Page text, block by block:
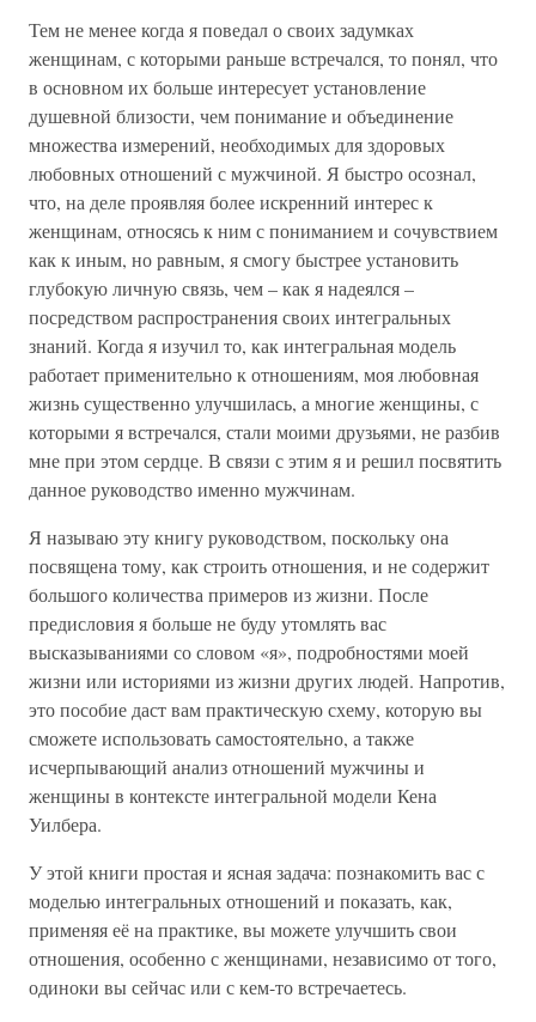
Тем не менее когда я поведал о своих задумках
женщинам, с которыми раньше встречался, то понял, что
в основном их больше интересует установление
душевной близости, чем понимание и объединение
множества измерений, необходимых для здоровых
любовных отношений с мужчиной. Я быстро осознал,
что, на деле проявляя более искренний интерес к
женщинам, относясь к ним с пониманием и сочувствием
как к иным, но равным, я смогу быстрее установить
глубокую личную связь, чем – как я надеялся –
посредством распространения своих интегральных
знаний. Когда я изучил то, как интегральная модель
работает применительно к отношениям, моя любовная
жизнь существенно улучшилась, а многие женщины, с
которыми я встречался, стали моими друзьями, не разбив
мне при этом сердце. В связи с этим я и решил посвятить
данное руководство именно мужчинам.
Я называю эту книгу руководством, поскольку она
посвящена тому, как строить отношения, и не содержит
большого количества примеров из жизни. После
предисловия я больше не буду утомлять вас
высказываниями со словом «я», подробностями моей
жизни или историями из жизни других людей. Напротив,
это пособие даст вам практическую схему, которую вы
сможете использовать самостоятельно, а также
исчерпывающий анализ отношений мужчины и
женщины в контексте интегральной модели Кена
Уилбера.
У этой книги простая и ясная задача: познакомить вас с
моделью интегральных отношений и показать, как,
применяя её на практике, вы можете улучшить свои
отношения, особенно с женщинами, независимо от того,
одиноки вы сейчас или с кем-то встречаетесь.